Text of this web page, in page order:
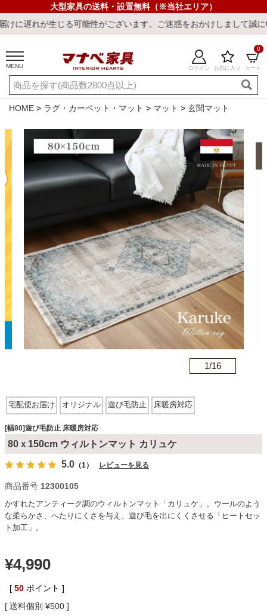
大型家具の送料・設置無料（※当社エリア）
可能性がございます。ご迷惑をおかけしまして誠に申し訳ござい
MENU ログイン お気に入り カート
0
ご利用ガイド 新規会員登録
店舗一覧 閲覧履歴
キーワード・商品番号で探す
最短発送 冷感ラグ 冷感寝具 ワークデスク ウィルトンラ
カテゴリから探す
ソファ
ダイニングテーブル・セット
椅子・チェア
食器棚・キッチン収納
収納家具
HOME ラグ・カーペット・マット マット 玄関マット
1/16
宅配便お届け オリジナル 遊び毛防止 床暖房対応
[幅80]遊び毛防止 床暖房対応
80ｘ150cm ウィルトンマット カリュケ
5.0 （1） レビューを見る
商品番号 12300105
かすれたアンティーク調のウィルトンマット「カリュケ」。ウールのよう
な柔らかさ、へたりにくさを与え、遊び毛を出にくくさせる「ヒートセッ
ト加工」。
¥4,990
[ 50 ポイント ]
送料個別 ¥500